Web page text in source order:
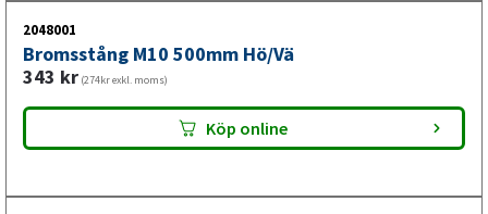
2048001
Bromsstång M10 500mm Hö/Vä
343 kr (274kr exkl. moms)
Köp online